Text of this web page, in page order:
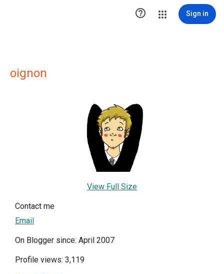
 Sign in
oignon
View Full Size
Contact me
Email
On Blogger since: April 2007
Profile views: 3,119